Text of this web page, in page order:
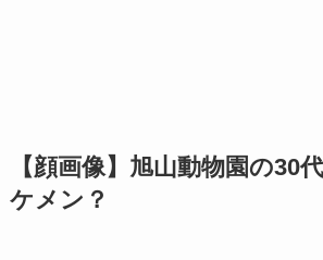
【顔画像】旭山動物園の30
ケメン？